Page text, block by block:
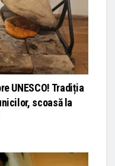
UNESCO! Tradiția
scoasă la